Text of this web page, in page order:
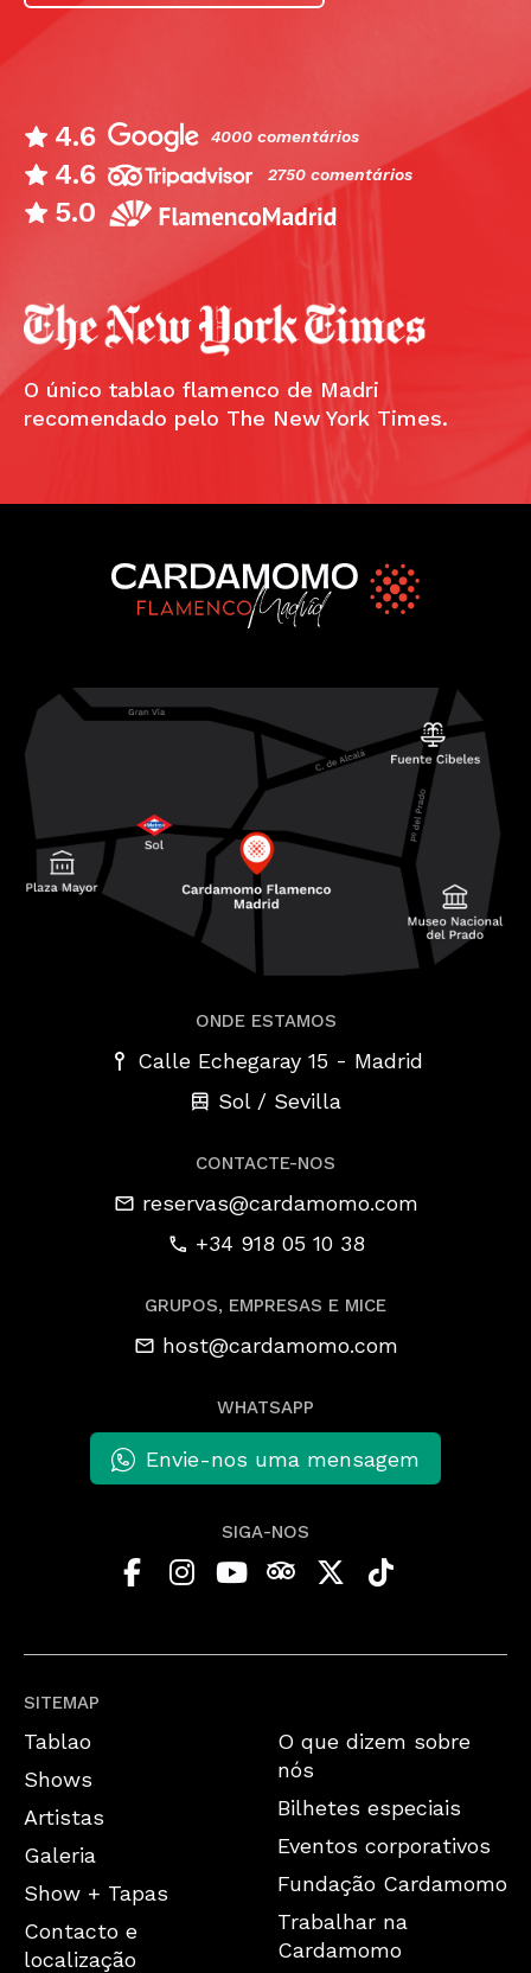
4.6 4000 comentários
4.6 2750 comentários
5.0
O único tablao flamenco de Madri
recomendado pelo The New York Times.
SITEMAP
Tablao
Shows
Artistas
Galeria
Show + Tapas
Contacto e
localização
O que dizem sobre
nós
Bilhetes especiais
Eventos corporativos
Fundação Cardamomo
Trabalhar na
Cardamomo
ONDE ESTAMOS
Calle Echegaray 15 - Madrid
Sol / Sevilla
CONTACTE-NOS
reservas@cardamomo.com
+34 918 05 10 38
GRUPOS, EMPRESAS E MICE
host@cardamomo.com
WHATSAPP
Envie-nos uma mensagem
SIGA-NOS